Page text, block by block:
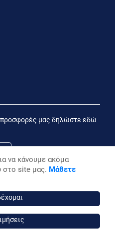
προσφορές μας δηλώστε εδώ
email
να κάνουμε ακόμα
στο site μας. Μάθετε